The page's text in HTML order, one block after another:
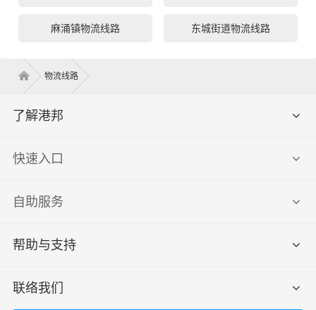
麻涌镇物流线路 东城街道物流线路
物流线路
了解港邦
快速入口
自助服务
帮助与支持
联络我们